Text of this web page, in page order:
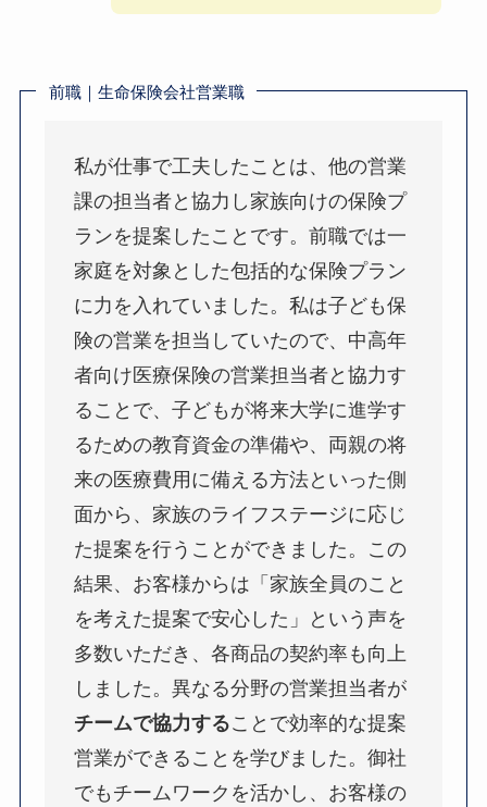
前職｜生命保険会社営業職
私が仕事で工夫したことは、他の営業
課の担当者と協力し家族向けの保険プ
ランを提案したことです。前職では一
家庭を対象とした包括的な保険プラン
に力を入れていました。私は子ども保
険の営業を担当していたので、中高年
者向け医療保険の営業担当者と協力す
ることで、子どもが将来大学に進学す
るための教育資金の準備や、両親の将
来の医療費用に備える方法といった側
面から、家族のライフステージに応じ
た提案を行うことができました。この
結果、お客様からは「家族全員のこと
を考えた提案で安心した」という声を
多数いただき、各商品の契約率も向上
しました。異なる分野の営業担当者が
チームで協力することで効率的な提案
営業ができることを学びました。御社
でもチームワークを活かし、お客様の